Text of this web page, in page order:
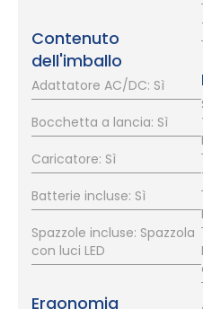
Contenuto
dell'imballo
Adattatore AC/DC: Sì
Bocchetta a lancia: Sì
Caricatore: Sì
Batterie incluse: Sì
Spazzole incluse: Spazzola
con luci LED
Ergonomia